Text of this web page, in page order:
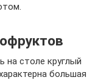
столе круглый
большая